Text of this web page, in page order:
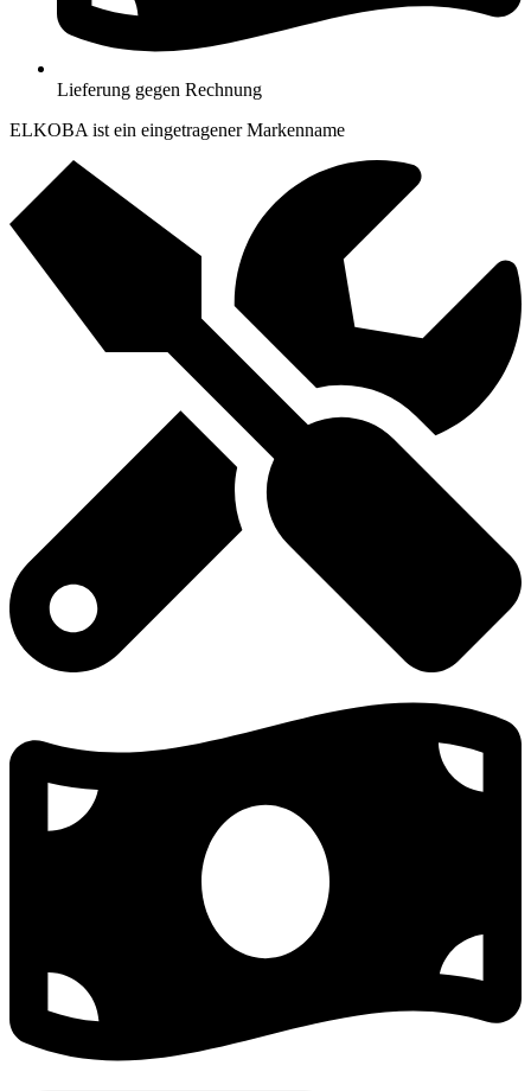
Lieferung gegen Rechnung
ELKOBA ist ein eingetragener Markenname